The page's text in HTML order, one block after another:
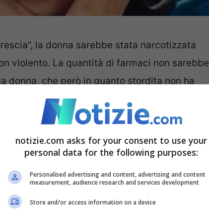
la donna sarebbe stata narcotizzata
violento. La quantità di farmaci non sarebbe
donna, che però in quanto stordita non ha
ansiolitici possano aver provocato un
non ci sono segni di violenza e di fratture.
stato poi seppellito.
inchino compie 10 anni; VIDEO
stato ritrovato tra la vegetazione sulle rive
notizie.com asks for your consent to use your
personal data for the following purposes:
Personalised advertising and content, advertising and content
measurement, audience research and services development
Store and/or access information on a device